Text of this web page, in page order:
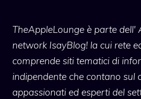
TheAppleLounge è parte dell'
network IsayBlog! la cui rete
comprende siti tematici di
indipendente che contano sul
appassionati ed esperti del